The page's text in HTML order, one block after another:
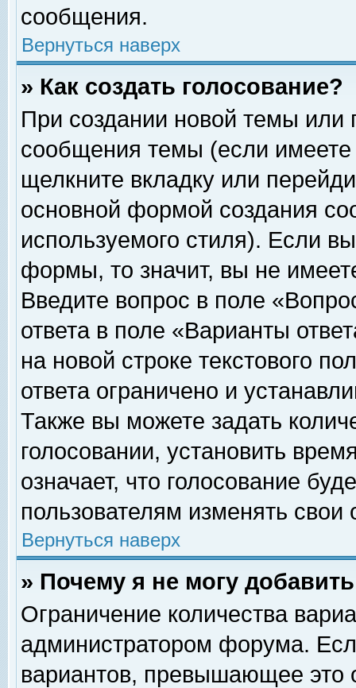
сообщения.
Вернуться наверх
» Как создать голосование?
При создании новой темы или
сообщения темы (если
щелкните вкладку или
основной формой создания
используемого стиля). Если
формы, то значит, вы не
Введите вопрос в поле
ответа в поле «Варианты
на новой строке текстового
ответа ограничено и
Также вы можете задать
голосовании, установить
означает, что голосование
пользователям изменять свои
Вернуться наверх
» Почему я не могу
Ограничение количества
администратором форума.
вариантов, превышающее это